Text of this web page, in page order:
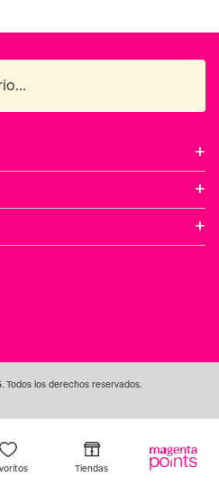
Tiendas
+
+
+
Todos los derechos reservados.